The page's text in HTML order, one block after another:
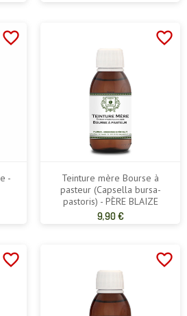
favorite_border
-
favorite_border
Teinture mère Bourse à
pasteur (Capsella bursa-
pastoris) - PÈRE BLAIZE
Prix
9,90 €
favorite_border favorite_border